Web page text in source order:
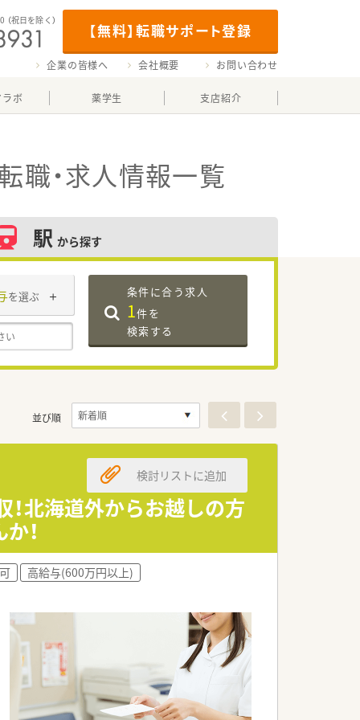
【無料】転職サポート登録
（祝日を除く）
企業の皆様へ 会社概要 お問い合わせ
ボ 薬学生 支店紹介
職・求人情報一覧
駅 から探す
を選ぶ 条件に合う求人
1件を
検索する
並び順
北海道外からお越しの方
！
検討リストに追加
高給与(600万円以上)